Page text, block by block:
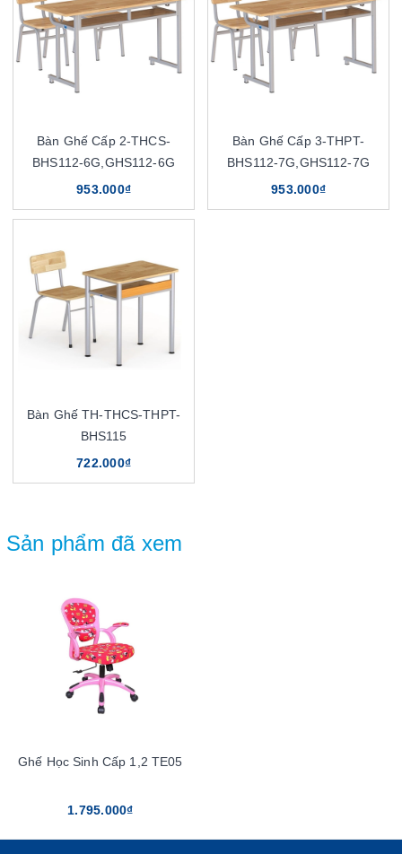
Bàn Ghế Cấp 2-THCS-
BHS112-6G,GHS112-6G
953.000₫
Bàn Ghế Cấp 3-THPT-
BHS112-7G,GHS112-7G
953.000₫
Bàn Ghế TH-THCS-THPT-
BHS115
722.000₫
Sản phẩm đã xem
Ghế Học Sinh Cấp 1,2 TE05
1.795.000₫